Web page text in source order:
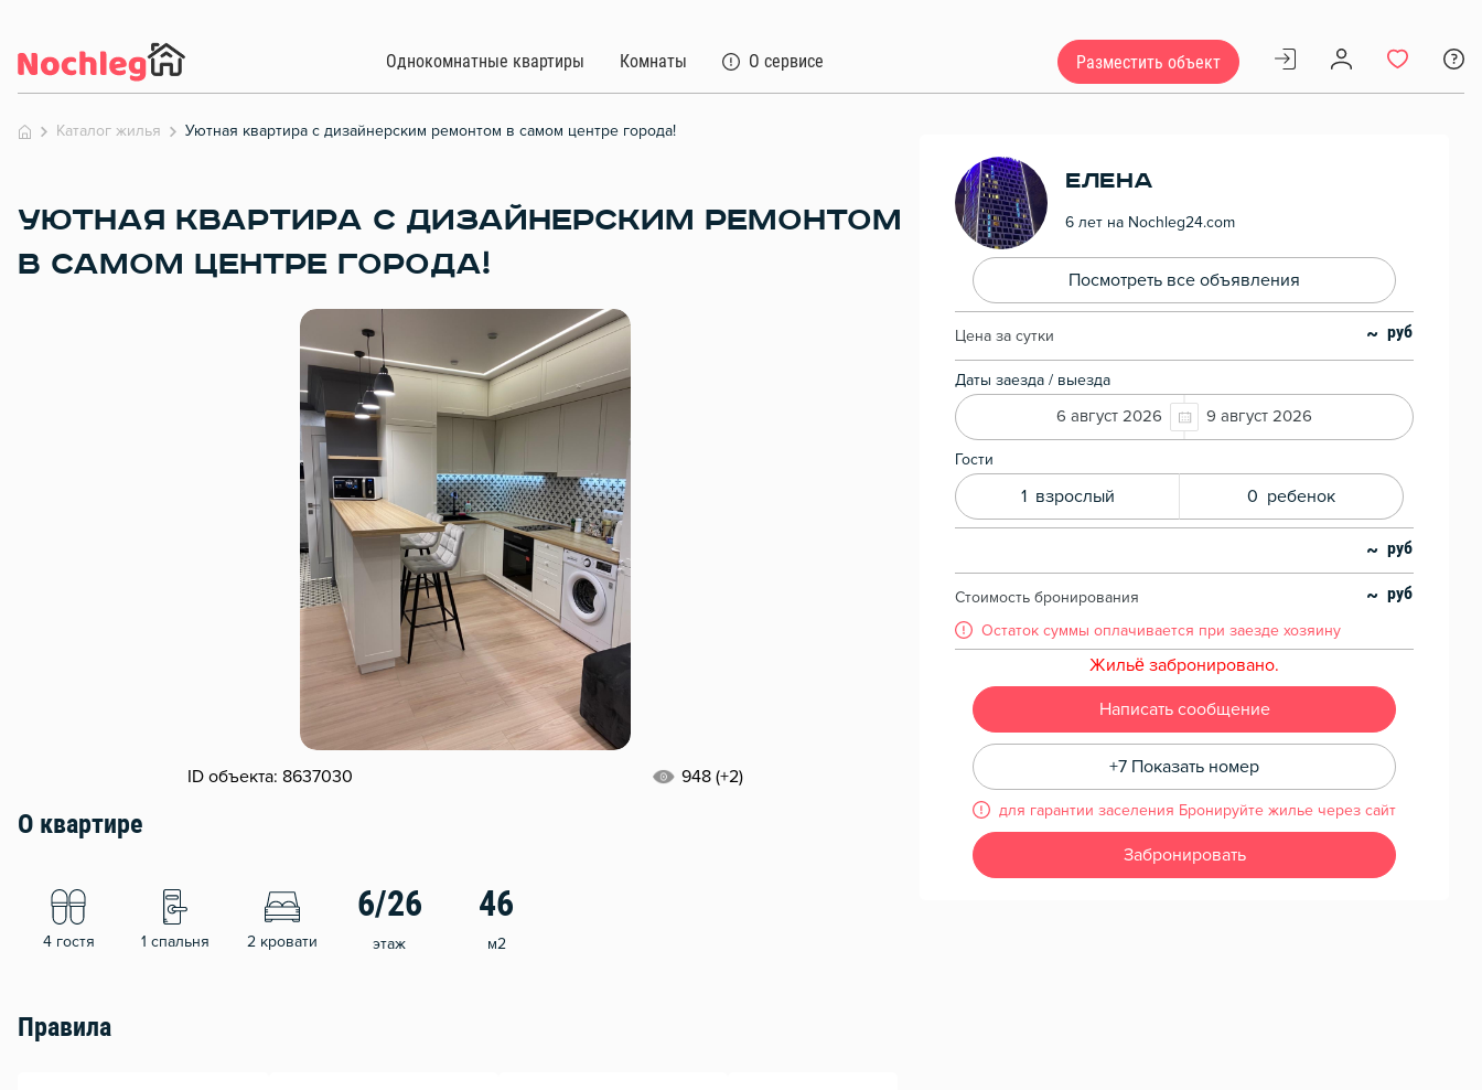
Однокомнатные квартиры Комнаты О сервисе Разместить объект
Каталог жилья Уютная квартира с дизайнерским ремонтом в самом центре города!
УЮТНАЯ КВАРТИРА С ДИЗАЙНЕРСКИМ РЕМОНТОМ
В САМОМ ЦЕНТРЕ ГОРОДА!
ID объекта: 8637030 948 (+2)
О квартире
4 гостя 1 спальня 2 кровати
6/26
этаж
46
м2
Правила
Елена
6 лет на Nochleg24.com
Посмотреть все объявления
Цена за сутки ~
Даты заезда / выезда
6 август 2026 9 август 2026
Гости
1 взрослый 0 ребенок
~
Стоимость бронирования ~
Остаток суммы оплачивается при заезде хозяину
Жильё забронировано.
Написать сообщение
+7 Показать номер
для гарантии заселения Бронируйте жилье через сайт
Забронировать